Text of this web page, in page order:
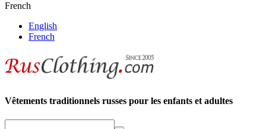
French
English
French
Vêtements traditionnels russes pour les enfants et adultes